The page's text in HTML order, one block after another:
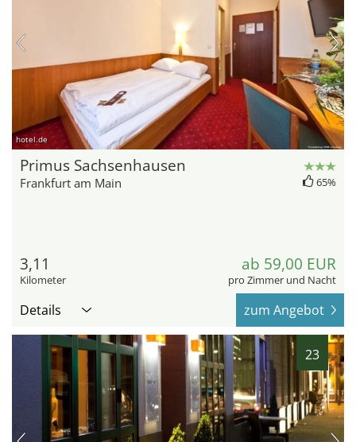
hotel.de
Primus Sachsenhausen
Frankfurt am Main 65%
3,11
Kilometer
ab 59,00 EUR
pro Zimmer und Nacht
Details zum Angebot
23